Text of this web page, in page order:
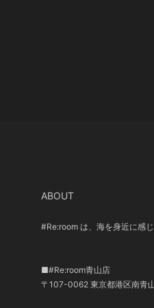
ABOUT
#Re:room は、海を身近に感
■#Re:room青山店
〒107-0062 東京都港区南